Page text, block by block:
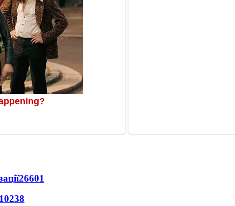
26601
10238